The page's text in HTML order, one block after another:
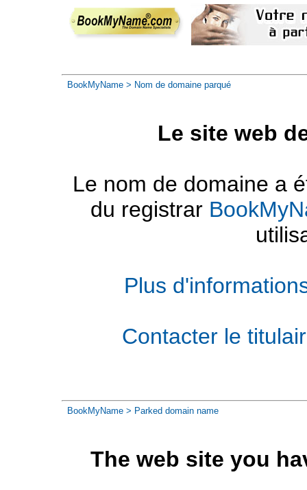
BookMyName > Nom de domaine parqué
Le site web
Le nom de domaine a
du registrar
Plus
Contacter le
BookMyName > Parked domain name
The web site you